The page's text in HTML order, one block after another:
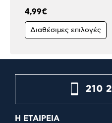
4,99€
Διαθέσιμες επιλογές
210
Η ΕΤΑΙΡΕΙΑ